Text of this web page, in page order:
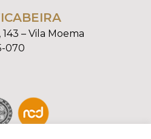
– Vila Moema
070